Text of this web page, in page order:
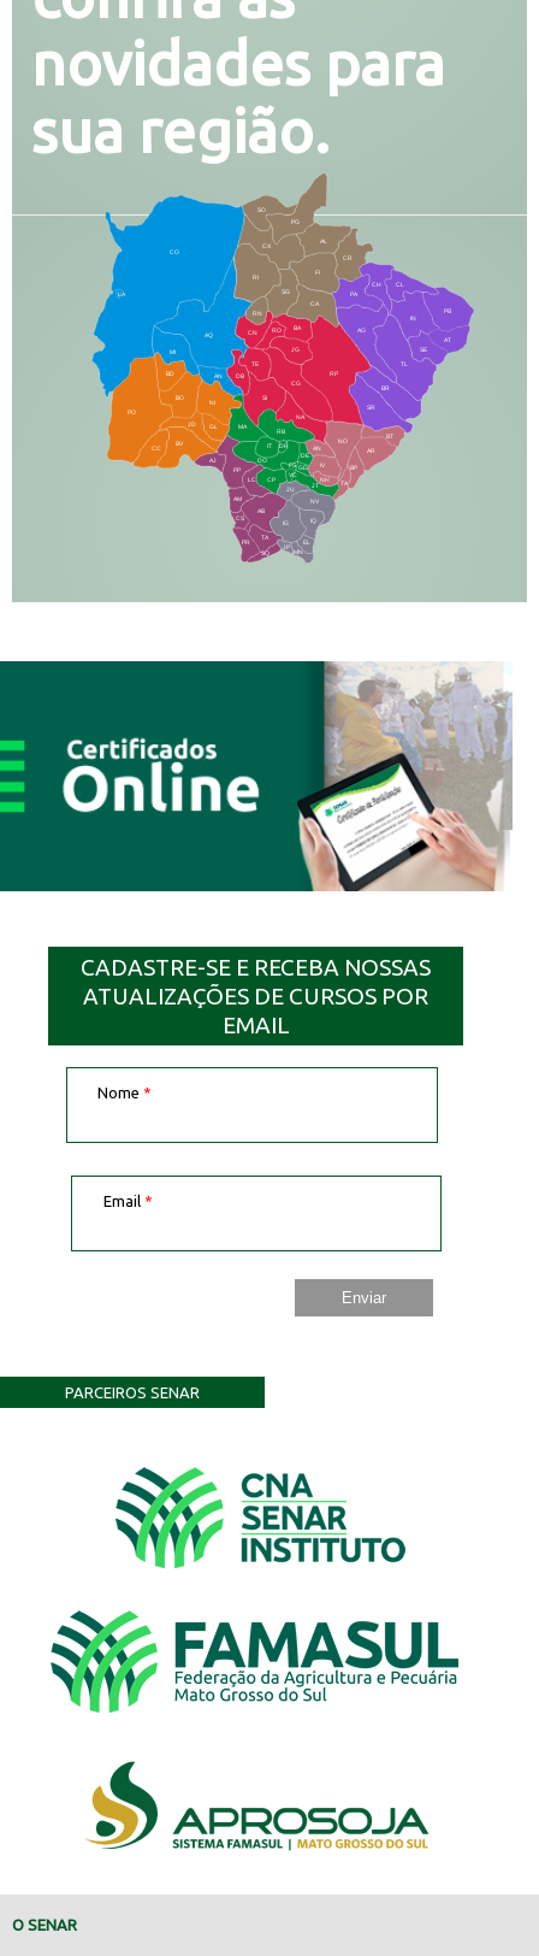
novidades para
sua região.
CO
AQ
MI
AN
CX
RI
AL
CR
FI
SG
BA
CA
PA
CH CL
PB
SE
TL
AG
BR
SR
BT
AR
RP
RO
JG
CG
SI
NA
TA
NH
JT
RB
MA
IT
DR
DO
CP
JU
NV
IQ
EL
BD
BO
NI
JD
PO
BV
CC
PP
AJ
LC
AM
AB
JP
DB
TE
CS
PR
TA
SQ
IG
MN
IN
NO
BP
RN
CN
GL
AN
IV
FS
VC
GD
DE
AT
PG
SO
LA
CADASTRE-SE E RECEBA NOSSAS
ATUALIZAÇÕES DE CURSOS POR
EMAIL
Nome *
Email *
PARCEIROS SENAR
O SENAR